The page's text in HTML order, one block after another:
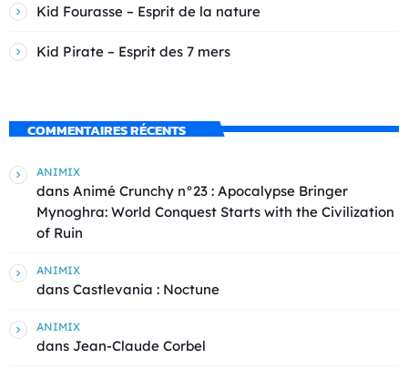
Kid Fourasse – Esprit de la nature
Kid Pirate – Esprit des 7 mers
COMMENTAIRES RÉCENTS
ANIMIX
dans Animé Crunchy n°23 : Apocalypse Bringer
Mynoghra: World Conquest Starts with the Civilization
of Ruin
ANIMIX
dans Castlevania : Noctune
ANIMIX
dans Jean-Claude Corbel